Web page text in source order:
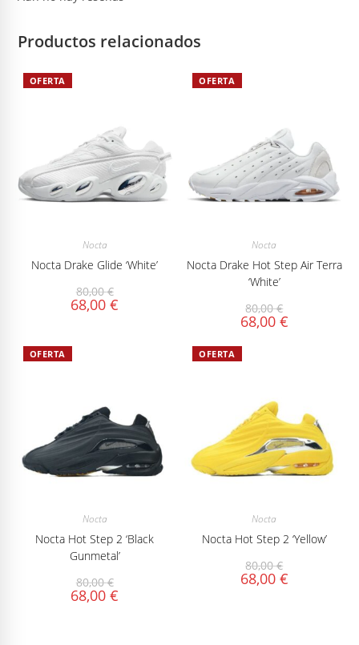
Productos relacionados
OFERTA
Nocta
Nocta Drake Glide ‘White’
80,00€
68,00€
OFERTA
Nocta
Nocta Drake Hot Step Air Terra
‘White’
80,00€
68,00 €
OFERTA
Nocta
Nocta Hot Step 2 ‘Black
Gunmetal’
80,00€
68,00€
OFERTA
Nocta
Nocta Hot Step 2 ‘Yellow’
80,00€
68,00 €